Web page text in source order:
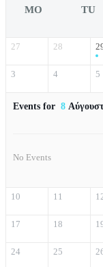
MO TU
27 28
3 4 5
Events for 8
No Events
10 11
17 18
24 25